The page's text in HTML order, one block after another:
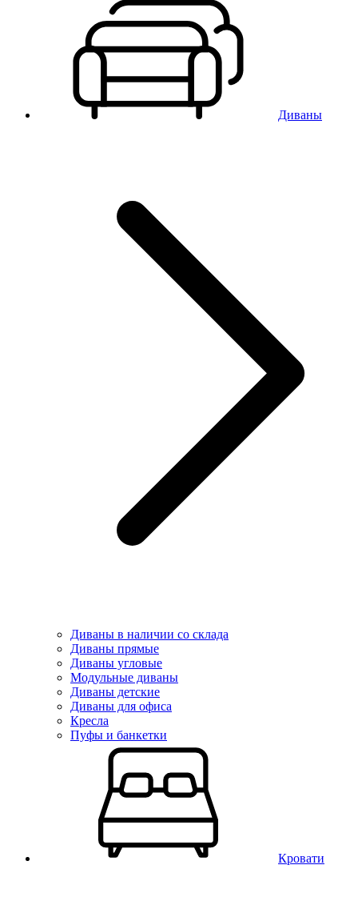
Диваны
Диваны в наличии со склада
Диваны прямые
Диваны угловые
Модульные диваны
Диваны детские
Диваны для офиса
Кресла
Пуфы и банкетки
Кровати